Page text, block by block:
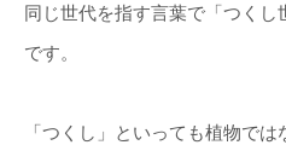
同じ世代を指す言葉で「つくし
です。
「つくし」といっても植物では